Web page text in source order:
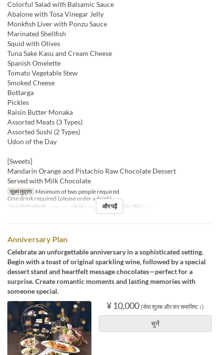
Colorful Salad with Balsamic Sauce
Abalone with Tosa Vinegar Jelly
Monkfish Liver with Ponzu Sauce
Marinated Shellfish
Squid with Olives
Tuna Sake Kasu and Cream Cheese
Spanish Omelette
Tomato Vegetable Stew
Smoked Cheese
Bottarga
Pickles
Raisin Butter Monaka
Assorted Meats (3 Types)
Assorted Sushi (2 Types)
Udon of the Day
[Sweets]
Mandarin Orange and Pistachio Raw Chocolate Dessert
Served with Milk Chocolate
सूक्ष्म मुद्रण Minimum of two people required.
One drink required (please order a drink).
मान्य तिथि सीमाएँ
~ जुल 31 भोजन रात का खाना आदेश सीमा 2 ~
और पढ़ें
Anniversary Plan
Celebrate an unforgettable anniversary in a sophisticated setting.
Begin with a toast of original sparkling wine, followed by a special
dessert stand and heartfelt message chocolates—perfect for a
surprise. Create romantic moments and lasting memories with
someone special.
¥ 10,000 (सेवा शुल्क और कर समाविष्ट।)
चुनें